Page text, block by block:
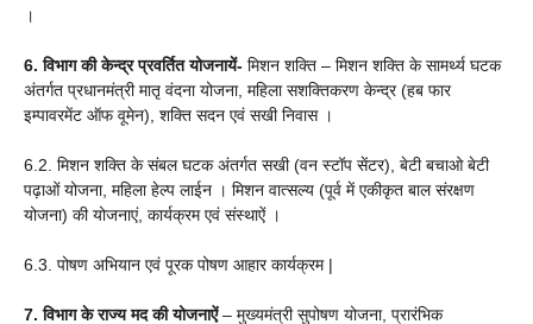
।
6. विभाग की केन्द्र प्रवर्तित योजनायें- मिशन शक्ति – मिशन शक्ति के सामर्थ्य घटक
अंतर्गत प्रधानमंत्री मातृ वंदना योजना, महिला सशक्तिकरण केन्द्र (हब फार
इम्पावरमेंट ऑफ वूमेन), शक्ति सदन एवं सखी निवास ।
6.2. मिशन शक्ति के संबल घटक अंतर्गत सखी (वन स्टॉप सेंटर), बेटी बचाओ बेटी
पढ़ाओं योजना, महिला हेल्प लाईन । मिशन वात्सल्य (पूर्व में एकीकृत बाल संरक्षण
योजना) की योजनाएं, कार्यक्रम एवं संस्थाऐं ।
6.3. पोषण अभियान एवं पूरक पोषण आहार कार्यक्रम |
7. विभाग के राज्य मद की योजनाऐं– मुख्यमंत्री सुपोषण योजना, प्रारंभिक